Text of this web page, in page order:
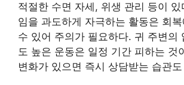
적절한 수면 자세, 위생 관리 등이 있
임을 과도하게 자극하는 활동은 회
수 있어 주의가 필요하다. 귀 주변의
도 높은 운동은 일정 기간 피하는 것
변화가 있으면 즉시 상담받는 습관